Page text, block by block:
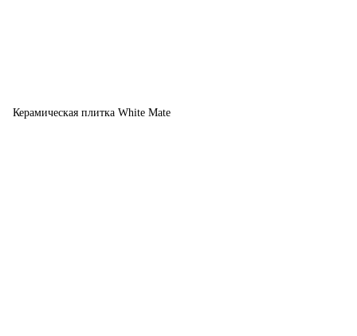
Керамическая плитка White Mate